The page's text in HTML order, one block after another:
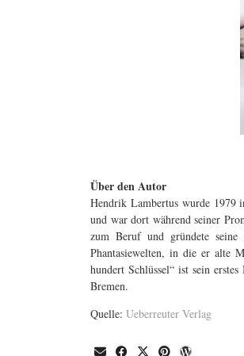
Über den Autor
Hendrik Lambertus wurde 1979
und war dort während seiner
zum Beruf und gründete seine
Phantasiewelten, in die er alte
hundert Schlüssel“ ist sein
Bremen.
Quelle: Ueberreuter Verlag